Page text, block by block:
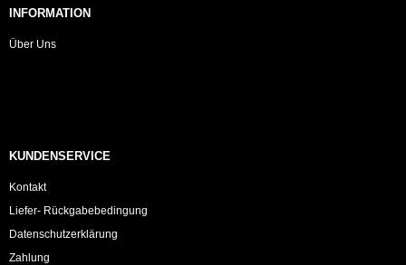
INFORMATION
Über Uns
KUNDENSERVICE
Kontakt
Liefer- Rückgabebedingung
Datenschutzerklärung
Zahlung